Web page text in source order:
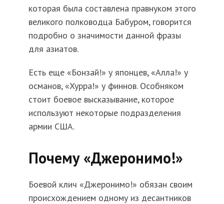
которая была составлена правнуком этого
великого полководца Бабуром, говорится
подробно о значимости данной фразы
для азиатов.
Есть еще «Бонзай!» у японцев, «Алла!» у
османов, «Хурра!» у финнов. Особняком
стоит боевое высказывание, которое
используют некоторые подразделения
армии США.
Почему «Джеронимо!»
Боевой клич «Джеронимо!» обязан своим
происхождением одному из десантников